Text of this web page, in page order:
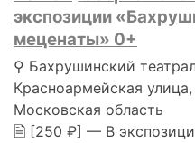
экспозиции
меценаты» 0+
⚲ Бахрушинский
Красноармейская
Московская область
🗎 [250 ₽] — В